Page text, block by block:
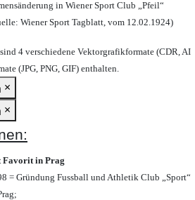
in Wiener Sport Club „Pfeil“
Wiener Sport Tagblatt, vom 12.02.1924)
4 verschiedene Vektorgrafikformate (CDR, AI
(JPG, PNG, GIF) enthalten.
×
×
Favorit in Prag
= Gründung Fussball und Athletik Club „Sport“